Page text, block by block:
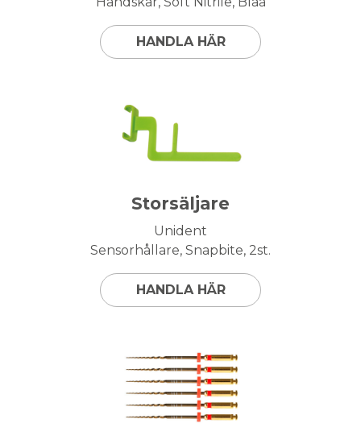
HANDLA HÄR
Storsäljare
Unident
Sensorhållare, Snapbite, 2st.
HANDLA HÄR